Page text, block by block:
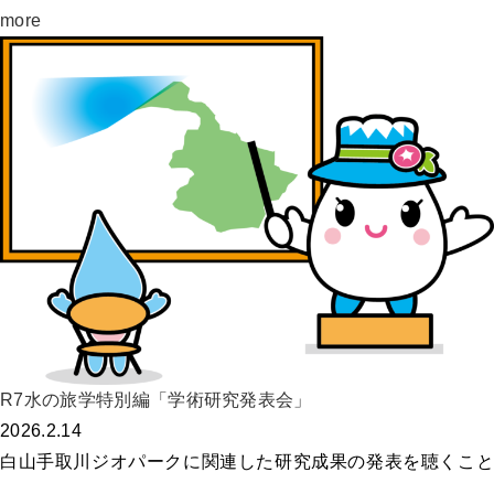
more
R7水の旅学特別編「学術研究発表会」
2026.2.14
白山手取川ジオパークに関連した研究成果の発表を聴くこと